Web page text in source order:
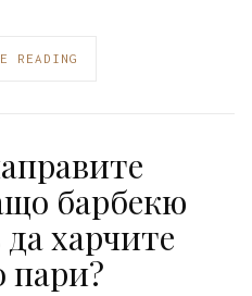
READING
барбекю
харчите
пари?